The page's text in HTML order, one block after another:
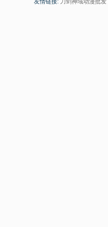
友情链接: 刀剑神域动漫批发